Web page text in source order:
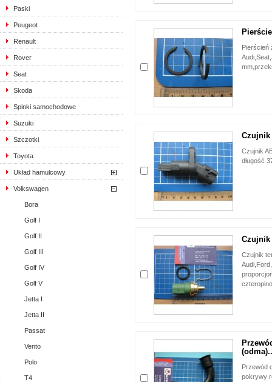
Paski
Peugeot
Renault
Rover
Seat
Skoda
Spinki samochodowe
Suzuki
Szczotki
Toyota
Układ hamulcowy
Volkswagen
Bora
Golf I
Golf II
Golf III
Golf IV
Golf V
Jetta I
Jetta II
Passat
Vento
Polo
T4
Pierścień
Czujnik
Czujnik
długość
Czujnik
Czujnik
Przewód
pokrywy